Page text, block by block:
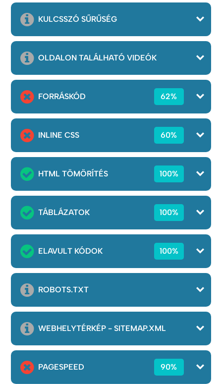
KULCSSZÓ SŰRŰSÉG
OLDALON TALÁLHATÓ VIDEÓK
FORRÁSKÓD 62%
INLINE CSS 60%
HTML TÖMÖRÍTÉS 100%
TÁBLÁZATOK 100%
ELAVULT KÓDOK 100%
ROBOTS.TXT
WEBHELYTÉRKÉP - SITEMAP.XML
PAGESPEED 90%